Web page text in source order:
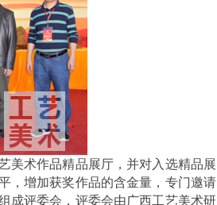
美术作品精品展厅，并对入选精品展
，增加获奖作品的含金量，专门邀请
成评委会，评委会由广西工艺美术研